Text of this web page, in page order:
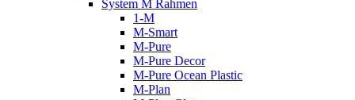
System M Rahmen
1-M
M-Smart
M-Pure
M-Pure Decor
M-Pure Ocean Plastic
M-Plan